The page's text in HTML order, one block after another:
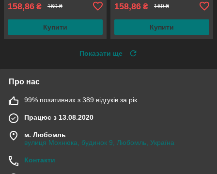
158,86 ₴ 169 ₴
Купити
158,86 ₴ 169 ₴
Купити
Показати ще
Про нас
99% позитивних з 389 відгуків за рік
Працює з 13.08.2020
м. Любомль
вулиця Мохнюка, будинок 9, Любомль, Україна
Контакти